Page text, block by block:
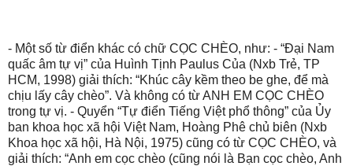
- Một số từ điển khác có chữ CỌC CHÈO, như: - “Đại Nam
quấc âm tự vị” của Huình Tịnh Paulus Của (Nxb Trẻ, TP
HCM, 1998) giải thích: “Khúc cây kềm theo be ghe, để mà
chịu lấy cây chèo”. Và không có từ ANH EM CỌC CHÈO
trong tự vị. - Quyển “Tự điển Tiếng Việt phổ thông” của Ủy
ban khoa học xã hội Việt Nam, Hoàng Phê chủ biên (Nxb
Khoa học xã hội, Hà Nội, 1975) cũng có từ CỌC CHÈO, và
giải thích: “Anh em cọc chèo (cũng nói là Bạn cọc chèo, Anh